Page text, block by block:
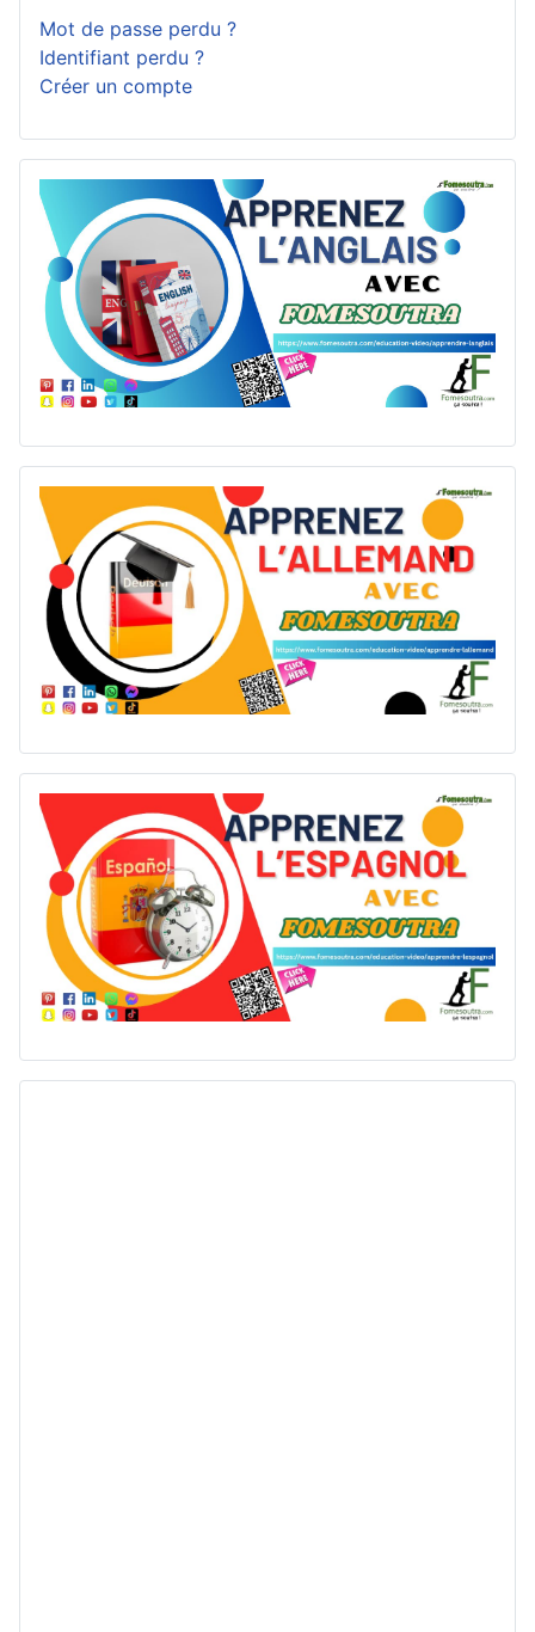
Mot de passe perdu ?
Identifiant perdu ?
Créer un compte